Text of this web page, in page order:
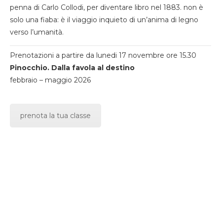
penna di Carlo Collodi, per diventare libro nel 1883. non è
solo una fiaba: è il viaggio inquieto di un’anima di legno
verso l’umanità.
Prenotazioni a partire da lunedi 17 novembre ore 15.30
Pinocchio. Dalla favola al destino
febbraio – maggio 2026
prenota la tua classe